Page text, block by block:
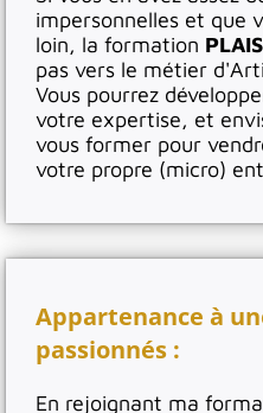
impersonnelles et que
loin, la formation
pas vers le métier
Vous pourrez
votre expertise, et
vous former pour
votre propre (micro)
Appartenance à
passionnés :
En rejoignant ma